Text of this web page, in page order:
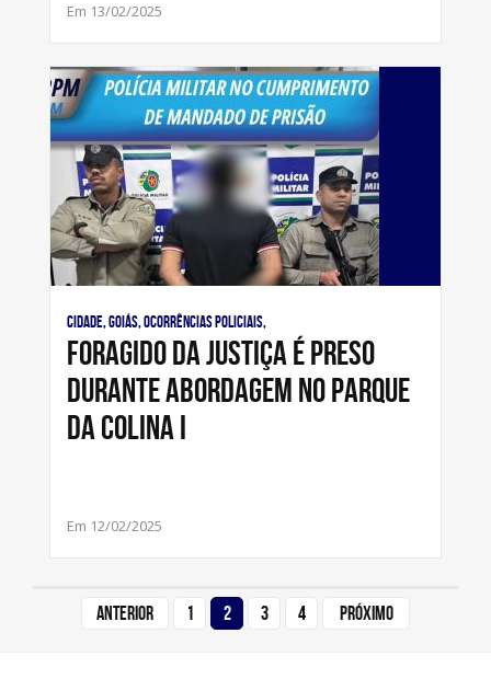
Em 13/02/2025
Cidade, Goiás, Ocorrências Policiais,
Foragido da Justiça é preso
durante abordagem no Parque
da Colina I
Em 12/02/2025
Anterior 1 2 3 4 Próximo